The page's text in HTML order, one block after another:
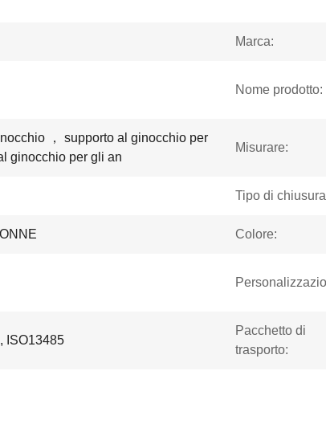
Marca:
Nome prodotto:
， supporto al ginocchio per
ginocchio per gli an
Misurare:
Tipo di
Colore:
ISO13485
Pacchetto di
trasporto: